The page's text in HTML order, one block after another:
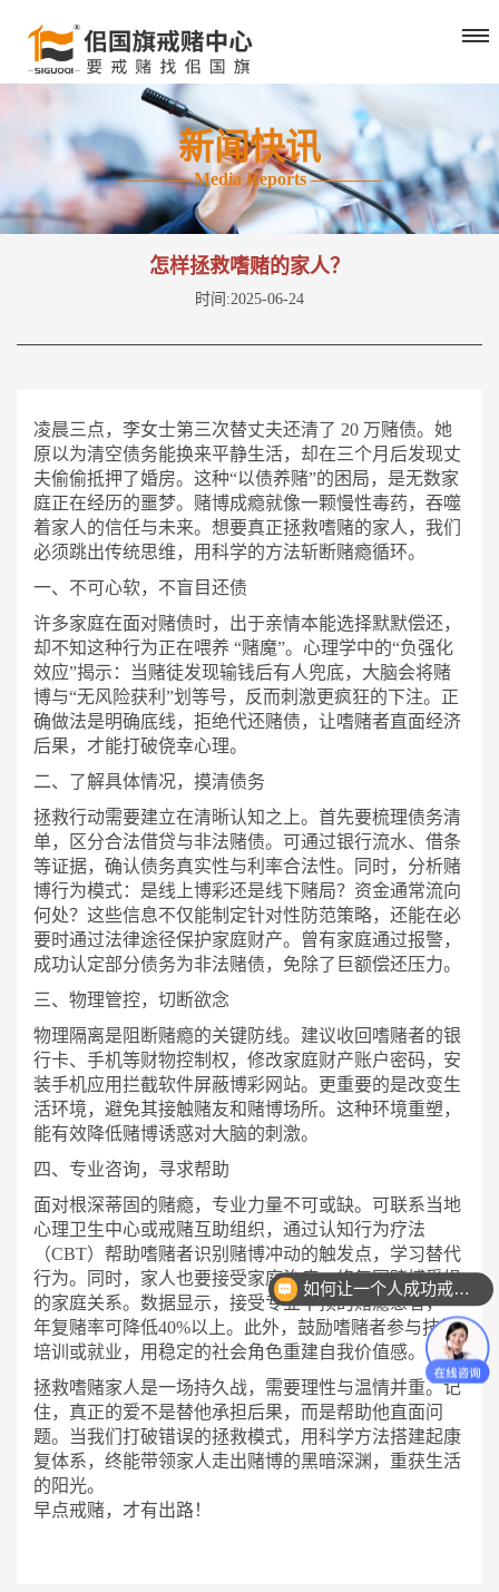
新闻快讯
———— Media Reports ————
怎样拯救嗜赌的家人？
时间:2025-06-24
凌晨三点，李女士第三次替丈夫还清了 20 万赌债。她
原以为清空债务能换来平静生活，却在三个月后发现丈
夫偷偷抵押了婚房。这种“以债养赌”的困局，是无数家
庭正在经历的噩梦。赌博成瘾就像一颗慢性毒药，吞噬
着家人的信任与未来。想要真正拯救嗜赌的家人，我们
必须跳出传统思维，用科学的方法斩断赌瘾循环。
一、不可心软，不盲目还债
许多家庭在面对赌债时，出于亲情本能选择默默偿还，
却不知这种行为正在喂养 “赌魔”。心理学中的“负强化
效应”揭示：当赌徒发现输钱后有人兜底，大脑会将赌
博与“无风险获利”划等号，反而刺激更疯狂的下注。正
确做法是明确底线，拒绝代还赌债，让嗜赌者直面经济
后果，才能打破侥幸心理。
二、了解具体情况，摸清债务
拯救行动需要建立在清晰认知之上。首先要梳理债务清
单，区分合法借贷与非法赌债。可通过银行流水、借条
等证据，确认债务真实性与利率合法性。同时，分析赌
博行为模式：是线上博彩还是线下赌局？资金通常流向
何处？这些信息不仅能制定针对性防范策略，还能在必
要时通过法律途径保护家庭财产。曾有家庭通过报警，
成功认定部分债务为非法赌债，免除了巨额偿还压力。
三、物理管控，切断欲念
物理隔离是阻断赌瘾的关键防线。建议收回嗜赌者的银
行卡、手机等财物控制权，修改家庭财产账户密码，安
装手机应用拦截软件屏蔽博彩网站。更重要的是改变生
活环境，避免其接触赌友和赌博场所。这种环境重塑，
能有效降低赌博诱惑对大脑的刺激。
四、专业咨询，寻求帮助
面对根深蒂固的赌瘾，专业力量不可或缺。可联系当地
心理卫生中心或戒赌互助组织，通过认知行为疗法
（CBT）帮助嗜赌者识别赌博冲动的触发点，学习替代
行为。同时，家人也要接受家庭治疗，修复因赌博受损
的家庭关系。数据显示，接受专业干预的赌瘾患者，一
年复赌率可降低40%以上。此外，鼓励嗜赌者参与技能
培训或就业，用稳定的社会角色重建自我价值感。
拯救嗜赌家人是一场持久战，需要理性与温情并重。记
住，真正的爱不是替他承担后果，而是帮助他直面问
题。当我们打破错误的拯救模式，用科学方法搭建起康
复体系，终能带领家人走出赌博的黑暗深渊，重获生活
的阳光。
早点戒赌，才有出路！
如何让一个人成功戒掉赌瘾？